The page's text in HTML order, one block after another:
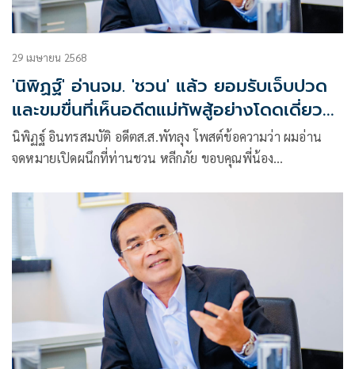
29 เมษายน 2568
'นิพิฏฐ์' อ่านจม. 'ชวน' แล้ว ยอมรับเจ็บปวด
และขมขื่นที่เห็นอดีตแม่ทัพสู้อย่างโดดเดี่ยว
และเดียวดาย
นิพิฏฐ์ อินทรสมบัติ อดีตส.ส.พัทลุง โพสต์ข้อความว่า ผมอ่าน
จดหมายเปิดผนึกที่ท่านชวน หลีกภัย ขอบคุณพี่น้อง